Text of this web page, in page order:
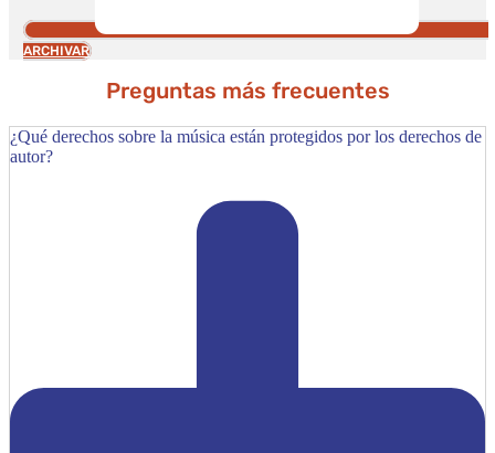
ARCHIVAR
Preguntas más frecuentes
¿Qué derechos sobre la música están protegidos por los derechos de
autor?